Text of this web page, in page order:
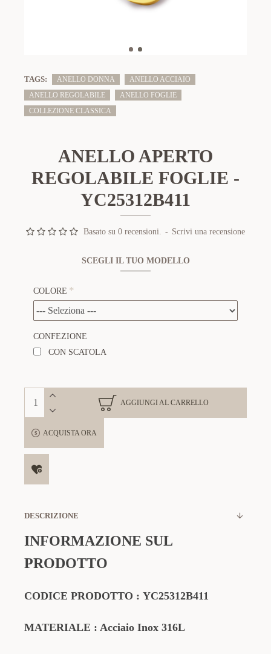
TAGS: ANELLO DONNA
ANELLO ACCIAIO
ANELLO REGOLABILE
ANELLO FOGLIE
COLLEZIONE CLASSICA
ANELLO APERTO
REGOLABILE FOGLIE -
YC25312B411
Basato su 0 recensioni. - Scrivi una recensione
SCEGLI IL TUO MODELLO
COLORE
CONFEZIONE
CON SCATOLA
AGGIUNGI AL CARRELLO
ACQUISTA ORA
DESCRIZIONE
INFORMAZIONE SUL
PRODOTTO
CODICE PRODOTTO : YC25312B411
MATERIALE : Acciaio Inox 316L